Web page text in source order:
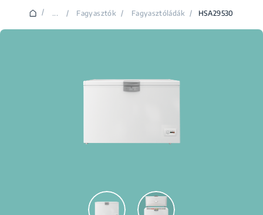
/ ... / Fagyasztók / Fagyasztóládák / HSA29530